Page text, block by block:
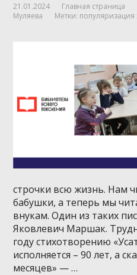
21.01.2024 Главная страница
Муляева
Метки: популяризация
строчки всю жизнь. Нам
бабушки, а теперь мы
внукам. Один из таких
Яковлевич Маршак.
году стихотворению
исполняется – 90 лет, а
месяцев» — …